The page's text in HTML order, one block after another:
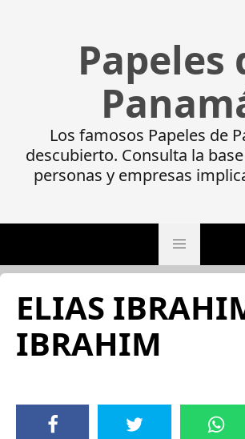
Papeles
Los famosos Papeles de
descubierto. Consulta la
personas y empresas
ELIAS
IBRAHIM